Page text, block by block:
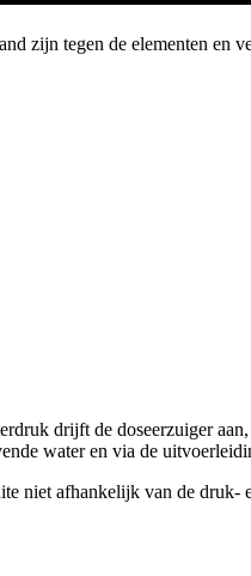
zijn tegen de elementen en
drijft de doseerzuiger
water en via de
niet afhankelijk van de druk-